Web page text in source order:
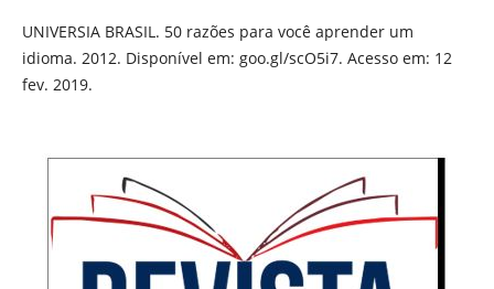
UNIVERSIA BRASIL. 50 razões para você aprender um
idioma. 2012. Disponível em: goo.gl/scO5i7. Acesso em: 12
fev. 2019.